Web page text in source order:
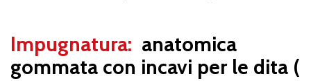
Impugnatura: anatomica
gommata con incavi per le dita (